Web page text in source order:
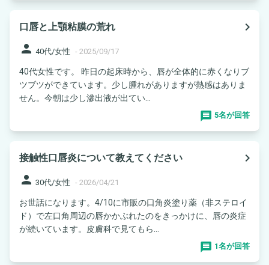
口唇と上顎粘膜の荒れ
navigate_next
person 40代/女性 - 2025/09/17
40代女性です。 昨日の起床時から、唇が全体的に赤くなりブ
ツブツができています。少し腫れがありますが熱感はありま
せん。今朝は少し滲出液が出てい...
5名が回答
接触性口唇炎について教えてください
navigate_next
person 30代/女性 - 2026/04/21
お世話になります。4/10に市販の口角炎塗り薬（非ステロイ
ド）で左口角周辺の唇かかぶれたのをきっかけに、唇の炎症
が続いています。皮膚科で見てもら...
1名が回答